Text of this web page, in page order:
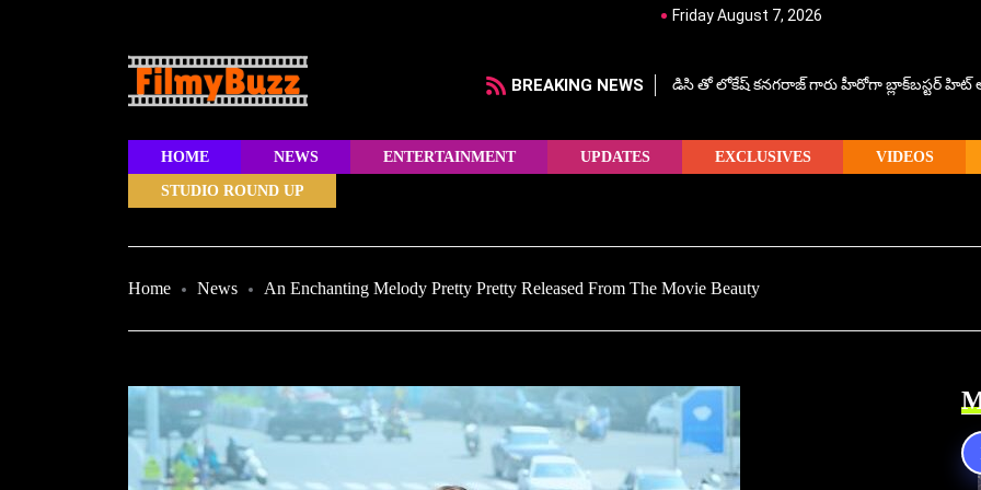
Friday August 7, 2026
BREAKING NEWS డిసి తో లోకేష్ కనగరాజ్ గారు హీరోగా బ్లాక్‌బస్టర్ హిట్
HOME NEWS ENTERTAINMENT UPDATES EXCLUSIVES VIDEOS
STUDIO ROUND UP
Home News An Enchanting Melody Pretty Pretty Released From The Movie Beauty